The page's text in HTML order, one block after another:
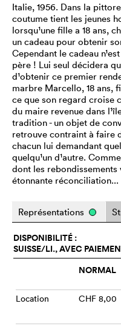
Italie, 1956. Dans la
coutume tient les jeunes
lorsqu¹une fille a 18 ans,
un cadeau pour obtenir
Cependant le cadeau
père ! Lui seul décidera
d¹obtenir ce premier
marbre Marcello, 18 ans,
ce que son regard croise
du maire revenue dans
tradition - un objet de
retrouve contraint à faire
chacun lui demandant
quelqu¹un d¹autre.
dont les
étonnante réconciliation...
Représentations
DISPONIBILITÉ :
SUISSE/LI., AVEC
NORMAL
Location CHF 8,00